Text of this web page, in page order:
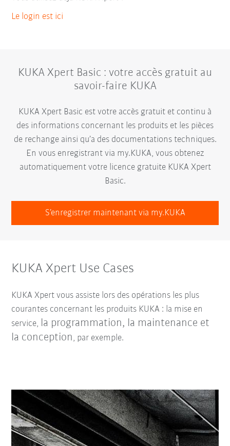
Le login est ici
KUKA Xpert Basic : votre accès gratuit au
savoir-faire KUKA
KUKA Xpert Basic est votre accès gratuit et continu à
des informations concernant les produits et les pièces
de rechange ainsi qu’a des documentations techniques.
En vous enregistrant via my.KUKA, vous obtenez
automatiquement votre licence gratuite KUKA Xpert
Basic.
S’enregistrer maintenant via my.KUKA
KUKA Xpert Use Cases
KUKA Xpert vous assiste lors des opérations les plus
courantes concernant les produits KUKA : la mise en
service, la programmation, la maintenance et
la conception, par exemple.